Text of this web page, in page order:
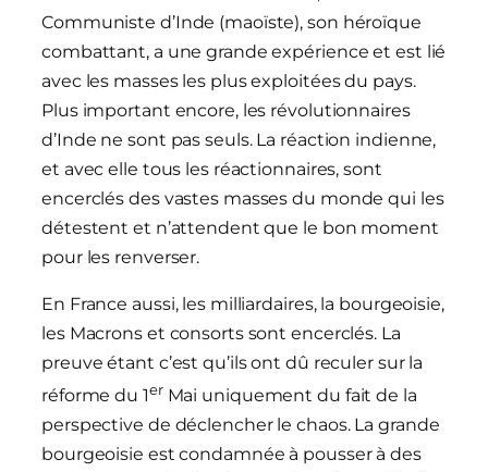
Communiste d’Inde (maoïste), son héroïque
combattant, a une grande expérience et est lié
avec les masses les plus exploitées du pays.
Plus important encore, les révolutionnaires
d’Inde ne sont pas seuls. La réaction indienne,
et avec elle tous les réactionnaires, sont
encerclés des vastes masses du monde qui les
détestent et n’attendent que le bon moment
pour les renverser.
En France aussi, les milliardaires, la bourgeoisie,
les Macrons et consorts sont encerclés. La
preuve étant c’est qu’ils ont dû reculer sur la
réforme du 1er Mai uniquement du fait de la
perspective de déclencher le chaos. La grande
bourgeoisie est condamnée à pousser à des